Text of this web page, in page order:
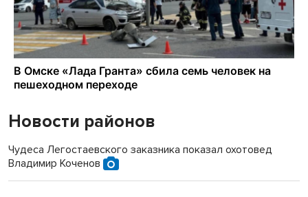
Новости районов
Чудеса Легостаевского заказника показал охотовед
Владимир Коченов